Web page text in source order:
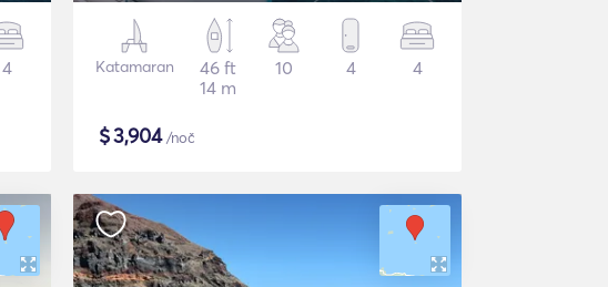
4 Katamaran
46 ft
14 m
10 4 4
$3,904/noč